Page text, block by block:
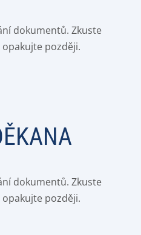
dokumentů. Zkuste
později.
dokumentů. Zkuste
později.